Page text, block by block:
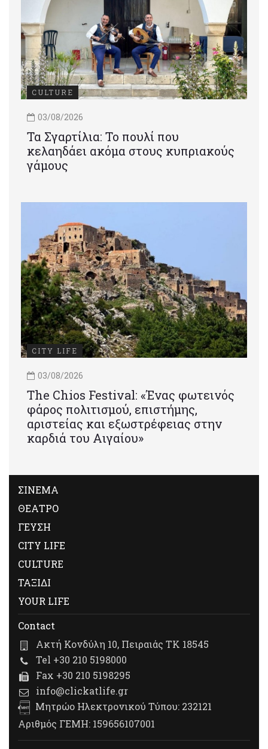
CULTURE
03/08/2026
Τα Σγαρτίλια: Το πουλί που
κελαηδάει ακόμα στους κυπριακούς
γάμους
CITY LIFE
03/08/2026
Τhe Chios Festival: «Ένας φωτεινός
φάρος πολιτισμού, επιστήμης,
αριστείας και εξωστρέφειας στην
καρδιά του Αιγαίου»
ΣΙΝΕΜΑ
ΘΕΑΤΡΟ
ΓΕΥΣΗ
CITY LIFE
CULTURE
ΤΑΞΙΔΙ
YOUR LIFE
Contact
Ακτή Κονδύλη 10, Πειραιάς ΤΚ 18545
Tel +30 210 5198000
Fax +30 210 5198295
info@clickatlife.gr
Μητρώο Ηλεκτρονικού Τύπου: 232121
Αριθμός ΓΕΜΗ: 159656107001